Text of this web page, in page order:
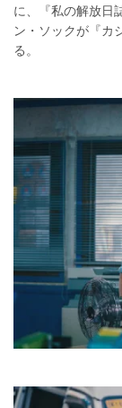
に、『私の解放日
ン・ソックが『カ
る。